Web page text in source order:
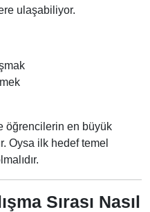
ulaşabiliyor.
öğrencilerin en büyük
Oysa ilk hedef temel
Sırası Nasıl